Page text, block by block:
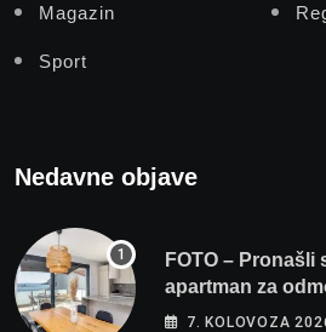
Magazin
Sport
Nedavne objave
FOTO –
apartman za
spavaće sobe i
7. KOLOVOZA